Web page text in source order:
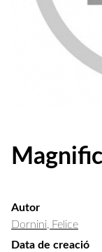
Autor
Dornini, Felice
Data de creació